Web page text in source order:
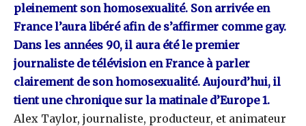
pleinement son homosexualité. Son arrivée en
France l’aura libéré afin de s’affirmer comme gay.
Dans les années 90, il aura été le premier
journaliste de télévision en France à parler
clairement de son homosexualité. Aujourd’hui, il
tient une chronique sur la matinale d’Europe 1.
Alex Taylor, journaliste, producteur, et animateur